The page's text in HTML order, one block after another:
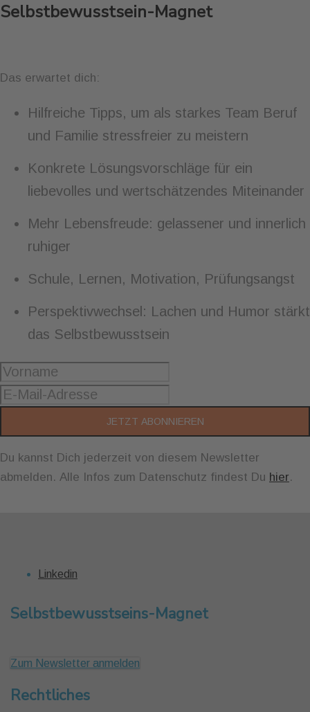
Selbstbewusstsein-Magnet
Das erwartet dich:
Hilfreiche Tipps, um als starkes Team Beruf
und Familie stressfreier zu meistern
Konkrete Lösungsvorschläge für ein
liebevolles und wertschätzendes Miteinander
Mehr Lebensfreude: gelassener und innerlich
ruhiger
Schule, Lernen, Motivation, Prüfungsangst
Perspektivwechsel: Lachen und Humor stärkt
das Selbstbewusstsein
JETZT ABONNIEREN
Du kannst Dich jederzeit von diesem Newsletter
abmelden. Alle Infos zum Datenschutz findest Du hier.
Linkedin
Selbstbewusstseins-Magnet
Zum Newsletter anmelden
Rechtliches